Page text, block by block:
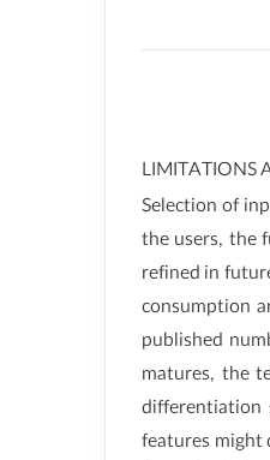
LIMITATIONS
Selection of
the users, the
refined in
consumption
published
matures, the
differentiation
features might